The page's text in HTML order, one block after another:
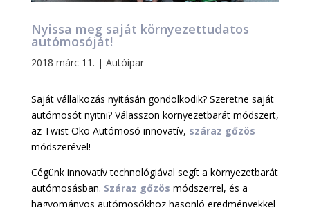
Nyissa meg saját környezettudatos
autómosóját!
2018 márc 11. | Autóipar
Saját vállalkozás nyitásán gondolkodik? Szeretne saját
autómosót nyitni? Válasszon környezetbarát módszert,
az Twist Öko Autómosó innovatív, száraz gőzös
módszerével!
Cégünk innovatív technológiával segít a környezetbarát
autómosásban. Száraz gőzös módszerrel, és a
hagyományos autómosókhoz hasonló eredményekkel